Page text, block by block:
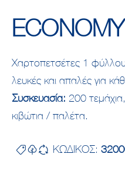
Χαρτοπετσέτες 1
λευκές και απαλές για
Συσκευασία: 200
κιβώτια / παλέτα.
ΚΩΔΙΚΟΣ: